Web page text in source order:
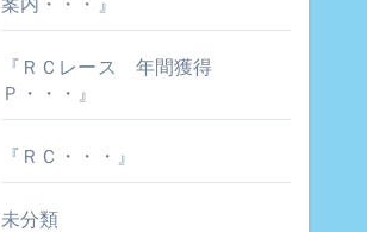
『ＲＣレース 年間獲得
Ｐ・・・』
『ＲＣ・・・』
未分類